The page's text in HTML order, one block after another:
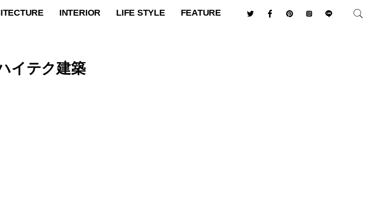
INTERIOR LIFE STYLE FEATURE
イテク建築